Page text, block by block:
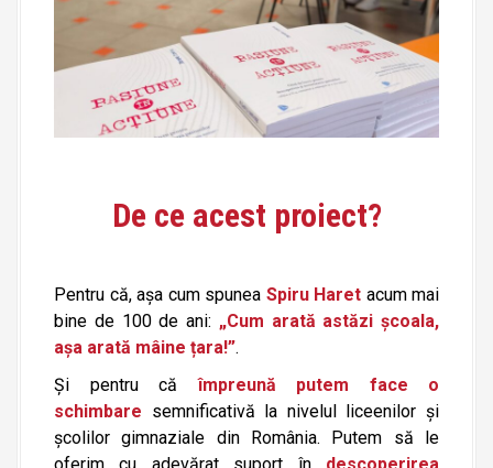
De ce acest proiect?
Pentru că, așa cum spunea Spiru Haret acum mai
bine de 100 de ani: „Cum arată astăzi școala,
așa arată mâine țara!”.
Și pentru că
împreună putem face o
schimbare semnificativă la nivelul liceenilor și
școlilor gimnaziale din România. Putem să le
oferim cu adevărat suport în
descoperirea